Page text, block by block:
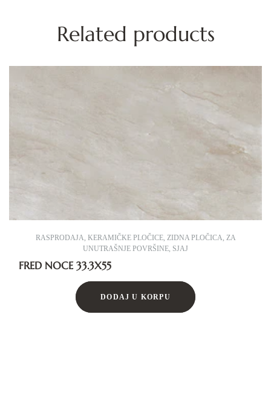
Related products
RASPRODAJA, KERAMIČKE PLOČICE, ZIDNA PLOČICA, ZA
UNUTRAŠNJE POVRŠINE, SJAJ
FRED NOCE 33.3X55
DODAJ U KORPU